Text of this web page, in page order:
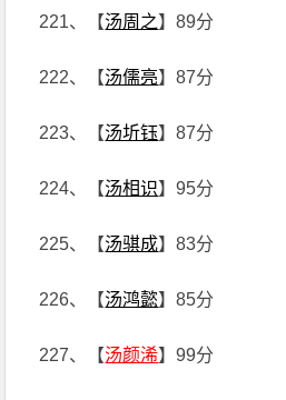
221、【汤周之】89分
222、【汤儒亮】87分
223、【汤圻钰】87分
224、【汤相识】95分
225、【汤骐成】83分
226、【汤鸿懿】85分
227、【汤颜浠】99分